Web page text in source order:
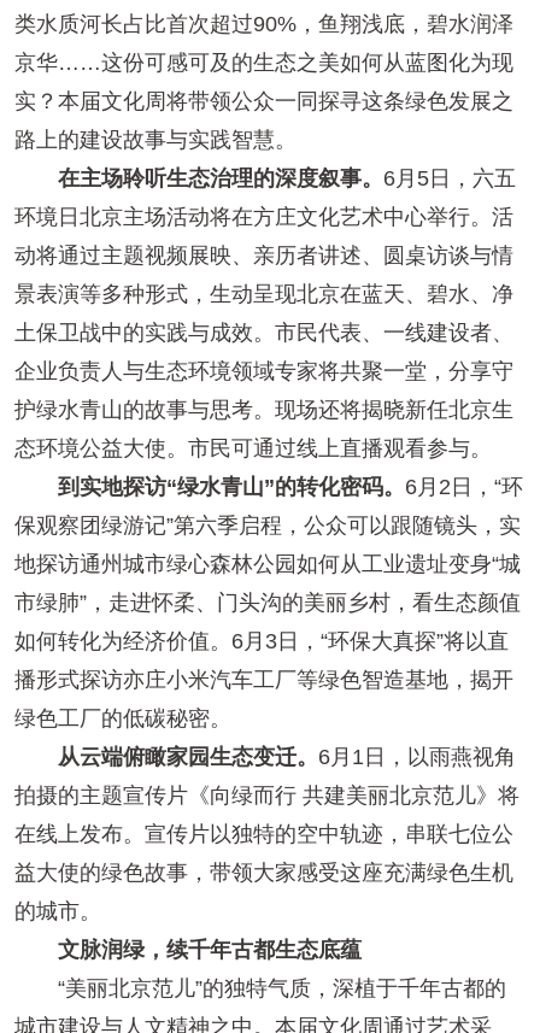
类水质河长占比首次超过90%，鱼翔浅底，碧水润泽
京华……这份可感可及的生态之美如何从蓝图化为现
实？本届文化周将带领公众一同探寻这条绿色发展之
路上的建设故事与实践智慧。
在主场聆听生态治理的深度叙事。 6月5日，六五
环境日北京主场活动将在方庄文化艺术中心举行。活
动将通过主题视频展映、亲历者讲述、圆桌访谈与情
景表演等多种形式，生动呈现北京在蓝天、碧水、净
土保卫战中的实践与成效。市民代表、一线建设者、
企业负责人与生态环境领域专家将共聚一堂，分享守
护绿水青山的故事与思考。现场还将揭晓新任北京生
态环境公益大使。市民可通过线上直播观看参与。
到实地探访“绿水青山”的转化密码。 6月2日，“环
保观察团绿游记”第六季启程，公众可以跟随镜头，实
地探访通州城市绿心森林公园如何从工业遗址变身“城
市绿肺”，走进怀柔、门头沟的美丽乡村，看生态颜值
如何转化为经济价值。6月3日，“环保大真探”将以直
播形式探访亦庄小米汽车工厂等绿色智造基地，揭开
绿色工厂的低碳秘密。
从云端俯瞰家园生态变迁。 6月1日，以雨燕视角
拍摄的主题宣传片《向绿而行 共建美丽北京范儿》将
在线上发布。宣传片以独特的空中轨迹，串联七位公
益大使的绿色故事，带领大家感受这座充满绿色生机
的城市。
文脉润绿，续千年古都生态底蕴
“美丽北京范儿”的独特气质，深植于千年古都的
城市建设与人文精神之中。本届文化周通过艺术采